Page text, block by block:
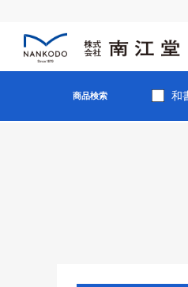
商品検索 和